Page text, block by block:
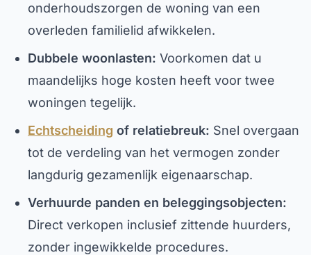
onderhoudszorgen de woning van een
overleden familielid afwikkelen.
Dubbele woonlasten: Voorkomen dat u
maandelijks hoge kosten heeft voor twee
woningen tegelijk.
Echtscheiding of relatiebreuk: Snel overgaan
tot de verdeling van het vermogen zonder
langdurig gezamenlijk eigenaarschap.
Verhuurde panden en beleggingsobjecten:
Direct verkopen inclusief zittende huurders,
zonder ingewikkelde procedures.